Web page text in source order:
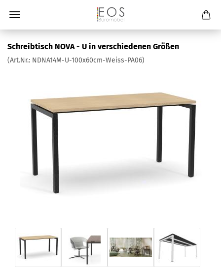
Schreibtisch NOVA - U in verschiedenen Größen
(Art.Nr.: NDNA14M-U-100x60cm-Weiss-PA06)